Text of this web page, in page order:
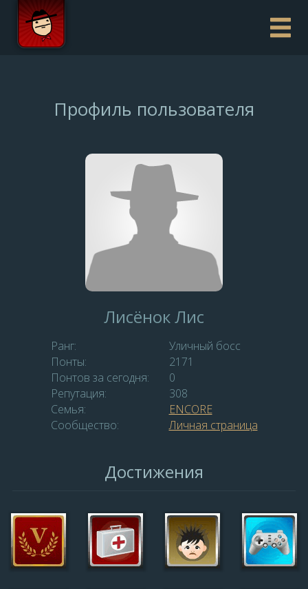
Профиль пользователя
Лисёнок Лис
Ранг:
Уличный босс
Понты:
2171
Понтов за сегодня:
0
Репутация:
308
Семья:
ENCORE
Сообщество:
Личная страница
Достижения